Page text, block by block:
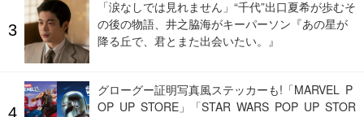
「涙なしでは見れません」“千代”出口夏希が歩むそ
の後の物語、井之脇海がキーパーソン『あの星が
降る丘で、君とまた出会いたい。』
グローグー証明写真風ステッカーも!「MARVEL P
OP UP STORE」「STAR WARS POP UP STOR